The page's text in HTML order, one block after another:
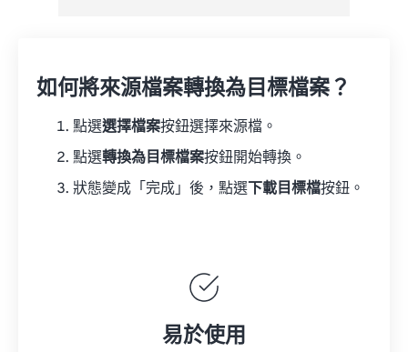
如何將來源檔案轉換為目標檔案？
點選選擇檔案按鈕選擇來源檔。
點選轉換為目標檔案按鈕開始轉換。
狀態變成「完成」後，點選 下載目標檔按鈕。
易於使用